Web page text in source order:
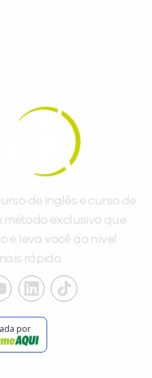
de inglês e curso de
método exclusivo que
e leva você ao nível
rápido.
por